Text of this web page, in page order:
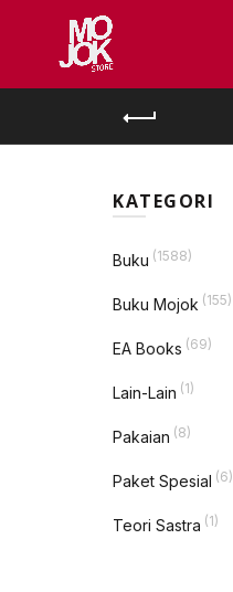
KATEGORI
Buku (1588)
Buku Mojok (155)
EA Books (69)
Lain-Lain (1)
Pakaian (8)
Paket Spesial (6)
Teori Sastra (1)